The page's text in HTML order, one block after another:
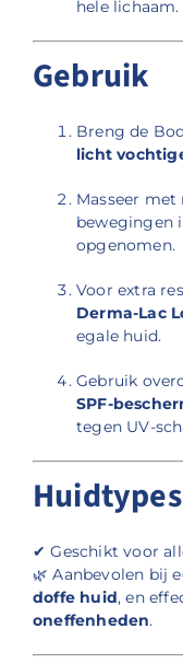
hele lichaam.
Gebruik
Breng de
licht
Masseer met
bewegingen
opgenomen.
Voor extra
Derma-Lac
egale huid.
Gebruik
SPF-
tegen UV-
Huidtypes
✔ Geschikt voor
🌿 Aanbevolen bij
doffe huid, en
oneffenheden.